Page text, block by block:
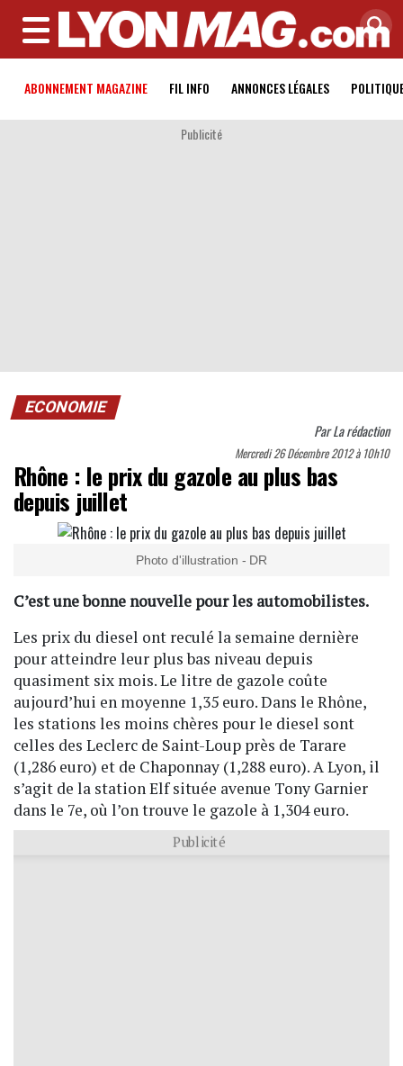
MENU
ABONNEMENT MAGAZINE FIL INFO ANNONCES LÉGALES
Publicité
ECONOMIE
ParLa rédaction
Mercredi 26 Décembre 2012 à 10h10
Rhône : le prix du gazole au plus bas
depuis juillet
Photo d'illustration - DR
C’est une bonne nouvelle pour les automobilistes.
Les prix du diesel ont reculé la semaine dernière
pour atteindre leur plus bas niveau depuis
quasiment six mois. Le litre de gazole coûte
aujourd’hui en moyenne 1,35 euro. Dans le Rhône,
les stations les moins chères pour le diesel sont
celles des Leclerc de Saint-Loup près de Tarare
(1,286 euro) et de Chaponnay (1,288 euro). A Lyon, il
s’agit de la station Elf située avenue Tony Garnier
dans le 7e, où l’on trouve le gazole à 1,304 euro.
Publicité